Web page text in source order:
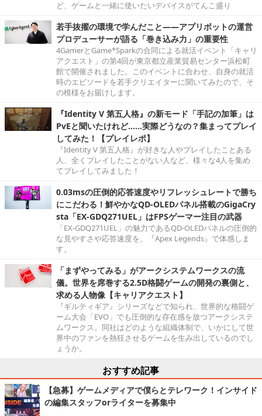
ど、ゲームと一緒に使いたいデバイスがてんこ盛り
若手抜擢の環境で学んだこと――アプリボットの運営
プロデューサーが語る「巻き込み力」の重要性
4GamerとGame*Sparkの合同による就活イベント「キャリ
アクエスト」の第4回が東京都立産業貿易センター浜松町
館で開催されました。このイベントに合わせ、自身の就活
時のエピソードを若手クリエイターに聞いてみたので、そ
の模様をお届けします。
『Identity V 第五人格』の新モード「手記の加筆」は
PvEと聞いたけれど……実際どうなの？集まってプレイ
してみた！【プレイレポ】
『Identity V 第五人格』が好きな人やプレイしたことある
人、全くプレイしたことがない人など、様々な4人を集め
てプレイしてみました！
0.03msの圧倒的応答速度やリフレッシュレートで勝ち
にこだわる！鮮やかなQD-OLEDパネル搭載のGigaCry
sta「EX-GDQ271UEL」はFPSゲーマー注目の武器
「EX-GDQ271UEL」の魅力であるQD-OLEDパネルの圧倒的
な見やすさや応答速度を、『Apex Legends』で体感しま
す。
「まずやってみる」がアークシステムワークスの流
儀。世界を席巻する2.5D格闘ゲームの開発の裏側と、
求める人物像【キャリアクエスト】
『ギルティギア』シリーズなどで知られ、世界的な格闘ゲ
ーム大会「EVO」でも圧倒的な存在感を放つアークシステ
ムワークス。同社はどのような組織体制で、いかにして世
界中のファンを熱狂させるゲームを生み出しているのでし
ょうか。
おすすめ記事
【急募】ゲームメディアで僕らとテレワーク！インサイド
の編集スタッフorライターを募集中